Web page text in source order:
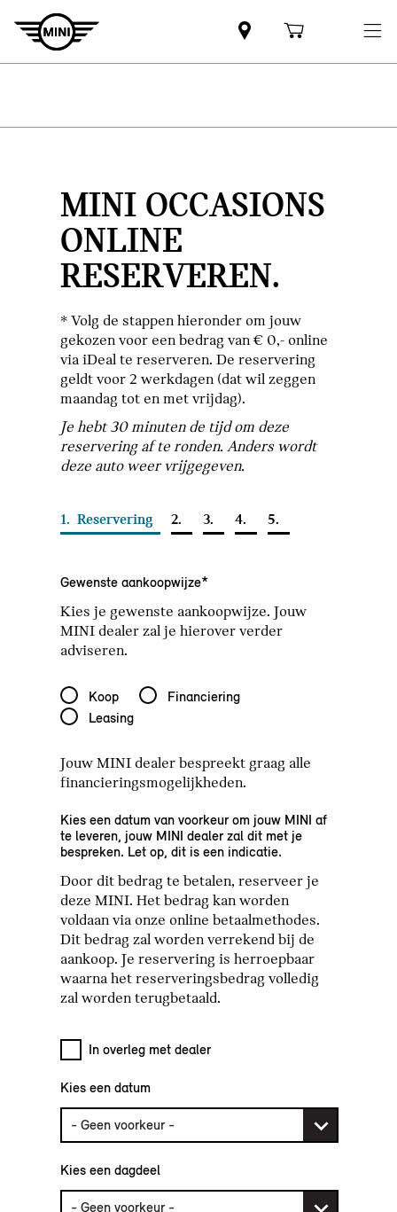
MINI OCCASIONS
ONLINE
RESERVEREN.
* Volg de stappen hieronder om jouw
gekozen voor een bedrag van € 0,- online
via iDeal te reserveren. De reservering
geldt voor 2 werkdagen (dat wil zeggen
maandag tot en met vrijdag).
Je hebt 30 minuten de tijd om deze
reservering af te ronden. Anders wordt
deze auto weer vrijgegeven.
1. Reservering 2. 3. 4. 5.
Gewenste aankoopwijze*
Kies je gewenste aankoopwijze. Jouw
MINI dealer zal je hierover verder
adviseren.
Gewenste aankoopwijze*
Koop
Financiering
Leasing
Jouw MINI dealer bespreekt graag alle
financieringsmogelijkheden.
Kies een datum van voorkeur om jouw MINI af
te leveren, jouw MINI dealer zal dit met je
bespreken. Let op, dit is een indicatie.
Door dit bedrag te betalen, reserveer je
deze MINI. Het bedrag kan worden
voldaan via onze online betaalmethodes.
Dit bedrag zal worden verrekend bij de
aankoop. Je reservering is herroepbaar
waarna het reserveringsbedrag volledig
zal worden terugbetaald.
In overleg met dealer
Kies een datum
Kies een dagdeel